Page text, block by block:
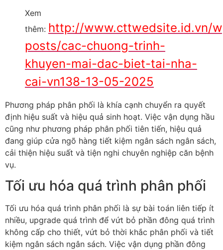
Xem
thêm: http://www.cttwedsite.id.vn/
posts/cac-chuong-trinh-
khuyen-mai-dac-biet-tai-nha-
cai-vn138-13-05-2025
Phương pháp phân phối là khía cạnh chuyển ra quyết
định hiệu suất và hiệu quả sinh hoạt. Việc vận dụng hầu
cũng như phương pháp phân phối tiên tiến, hiệu quả
đang giúp cửa ngõ hàng tiết kiệm ngân sách ngân sách,
cải thiện hiệu suất và tiện nghi chuyên nghiệp căn bệnh
vụ.
Tối ưu hóa quá trình phân phối
Tối ưu hóa quá trình phân phối là sự bài toán liên tiếp ít
nhiều, upgrade quá trình để vứt bỏ phần đông quá trình
không cấp cho thiết, vứt bỏ thời khắc phân phối và tiết
kiệm ngân sách ngân sách. Việc vận dụng phần đông